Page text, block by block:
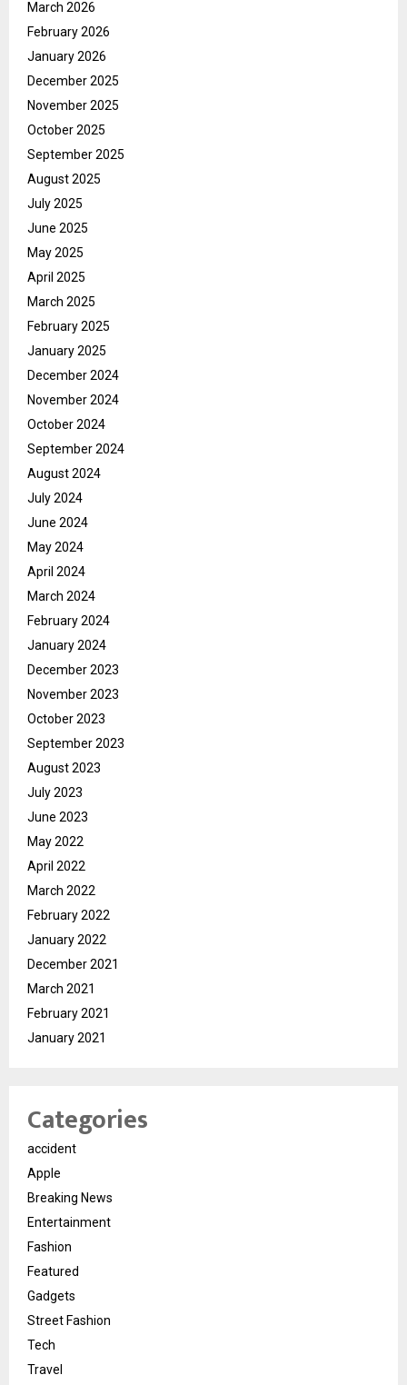
March 2026
February 2026
January 2026
December 2025
November 2025
October 2025
September 2025
August 2025
July 2025
June 2025
May 2025
April 2025
March 2025
February 2025
January 2025
December 2024
November 2024
October 2024
September 2024
August 2024
July 2024
June 2024
May 2024
April 2024
March 2024
February 2024
January 2024
December 2023
November 2023
October 2023
September 2023
August 2023
July 2023
June 2023
May 2022
April 2022
March 2022
February 2022
January 2022
December 2021
March 2021
February 2021
January 2021
Categories
accident
Apple
Breaking News
Entertainment
Fashion
Featured
Gadgets
Street Fashion
Tech
Travel